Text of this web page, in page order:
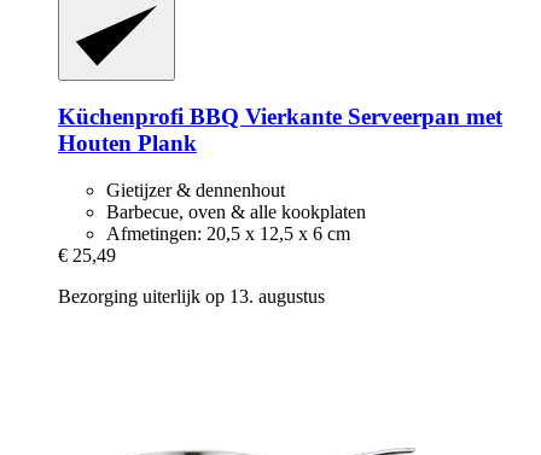
Küchenprofi BBQ Vierkante Serveerpan met
Houten Plank
Gietijzer & dennenhout
Barbecue, oven & alle kookplaten
Afmetingen: 20,5 x 12,5 x 6 cm
€ 25,49
Bezorging uiterlijk op 13. augustus